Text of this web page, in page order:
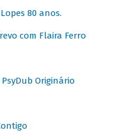
80 anos.
com Flaira Ferro
PsyDub Originário